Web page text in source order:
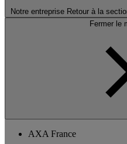
Notre entreprise Retour à la
Fermer le
AXA France